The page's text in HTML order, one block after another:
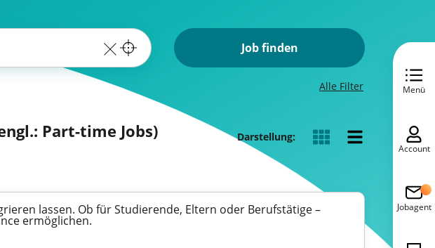
Job finden
Alle Filter
Part-time Jobs) Darstellung:
lassen. Ob für Studierende, Eltern oder Berufstätige –
ermöglichen.
Menü
Account
Jobagent